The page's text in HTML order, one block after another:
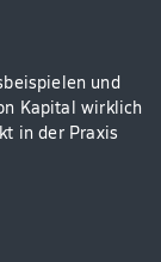
und
Kapital wirklich
in der Praxis